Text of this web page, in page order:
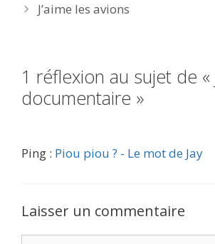
J’aime les avions
1 réflexion au sujet de «
documentaire »
Ping : Piou piou ? - Le mot de Jay
Laisser un commentaire